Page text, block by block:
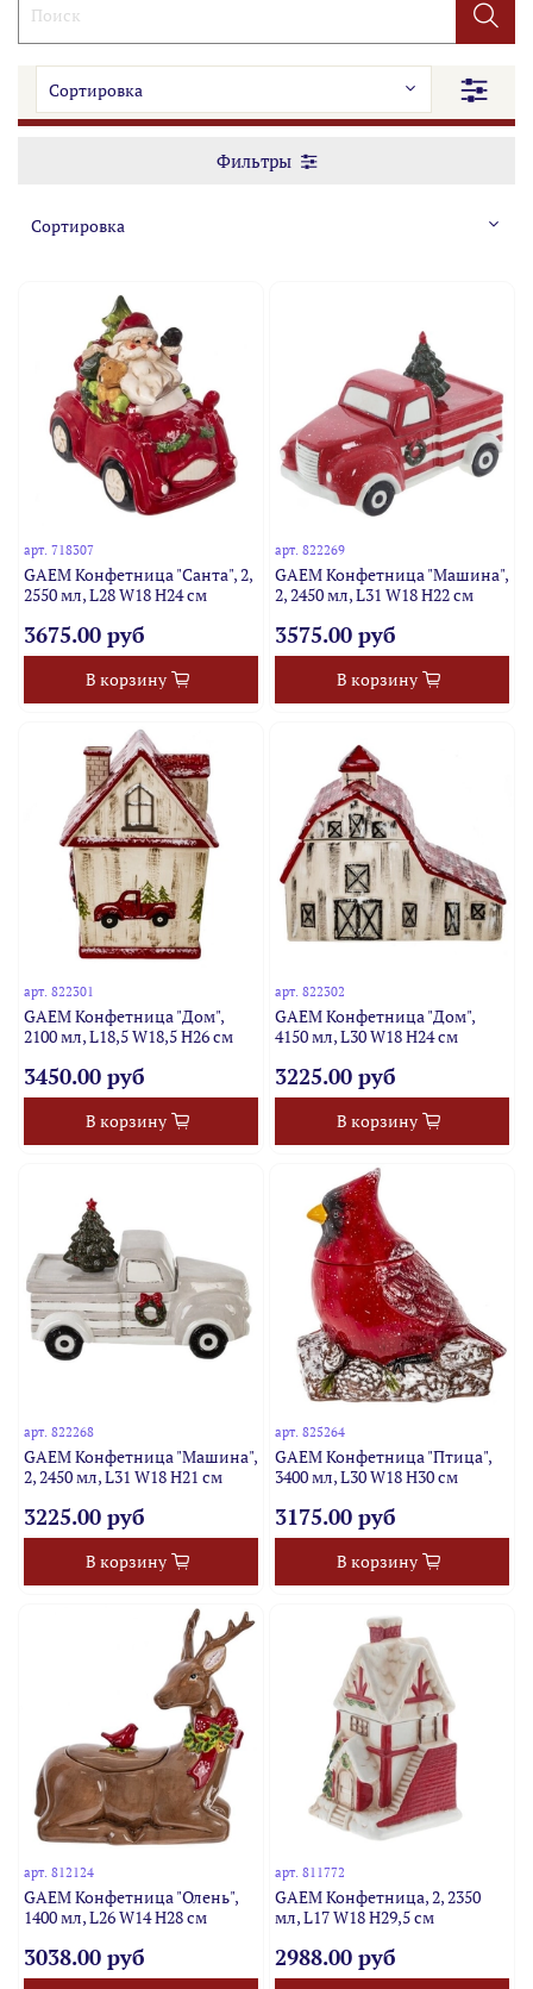
Фильтры
арт.718307
GAEM Конфетница "Санта", 2,
2550 мл, L28 W18 H24 см
3675.00 руб
В корзину
арт. 822269
GAEM Конфетница "Машина",
2, 2450 мл, L31 W18 H22 см
3575.00 руб
В корзину
арт.822301
GAEM Конфетница "Дом",
2100 мл, L18,5 W18,5 H26 см
3450.00 руб
В корзину
арт. 822302
GAEM Конфетница "Дом",
4150 мл, L30 W18 H24 см
3225.00 руб
В корзину
арт.822268
GAEM Конфетница "Машина",
2, 2450 мл, L31 W18 H21 см
3225.00 руб
В корзину
арт. 825264
GAEM Конфетница "Птица",
3400 мл, L30 W18 H30 см
3175.00 руб
В корзину
арт.812124
GAEM Конфетница "Олень",
1400 мл, L26 W14 H28 см
3038.00 руб
арт. 811772
GAEM Конфетница, 2, 2350
мл, L17 W18 H29,5 см
2988.00 руб